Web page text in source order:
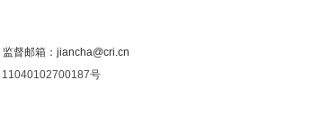
督邮箱：jiancha@cri.cn
11040102700187号